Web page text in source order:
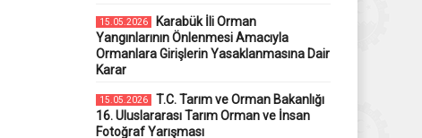
15.05.2026
Karabük İli Orman
Yangınlarının Önlenmesi Amacıyla
Ormanlara Girişlerin Yasaklanmasına Dair
Karar
15.05.2026
T.C. Tarım ve Orman Bakanlığı
16. Uluslararası Tarım Orman ve İnsan
Fotoğraf Yarışması